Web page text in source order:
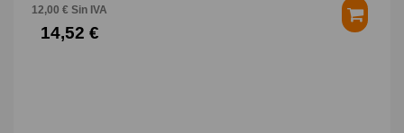
12,00 € Sin IVA
14,52 €